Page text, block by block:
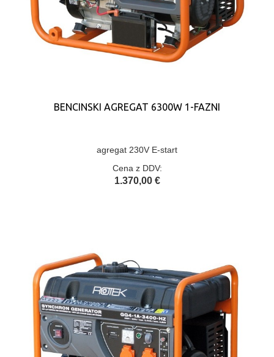
BENCINSKI AGREGAT 6300W 1-FAZNI
agregat 230V E-start
Cena z DDV:
1.370,00 €